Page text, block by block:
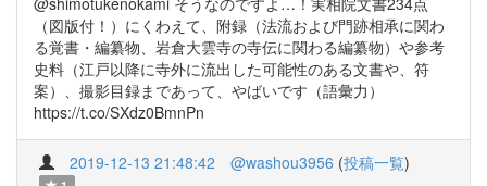
（図版付！）にくわえて、附録（法流および門跡相承に関わ
る覚書・編纂物、岩倉大雲寺の寺伝に関わる編纂物）や参考
史料（江戸以降に寺外に流出した可能性のある文書や、符
案）、撮影目録まであって、やばいです（語彙力）
https://t.co/SXdz0BmnPn
2019-12-13 21:48:42 @washou3956 (投稿一覧)